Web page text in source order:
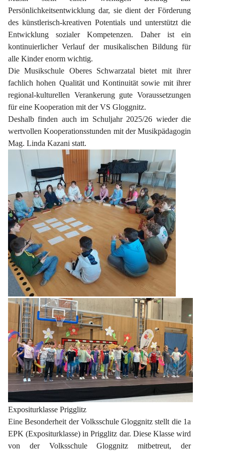
Persönlichkeitsentwicklung dar, sie dient der Förderung
des künstlerisch-kreativen Potentials und unterstützt die
Entwicklung sozialer Kompetenzen. Daher ist ein
kontinuierlicher Verlauf der musikalischen Bildung für
alle Kinder enorm wichtig.
Die Musikschule Oberes Schwarzatal bietet mit ihrer
fachlich hohen Qualität und Kontinuität sowie mit ihrer
regional-kulturellen Verankerung gute Voraussetzungen
für eine Kooperation mit der VS Gloggnitz.
Deshalb finden auch im Schuljahr 2025/26 wieder die
wertvollen Kooperationsstunden mit der Musikpädagogin
Mag. Linda Kazani statt.
Expositurklasse Prigglitz
Eine Besonderheit der Volksschule Gloggnitz stellt die 1a
EPK (Expositurklasse) in Prigglitz dar. Diese Klasse wird
von der Volksschule Gloggnitz mitbetreut, der